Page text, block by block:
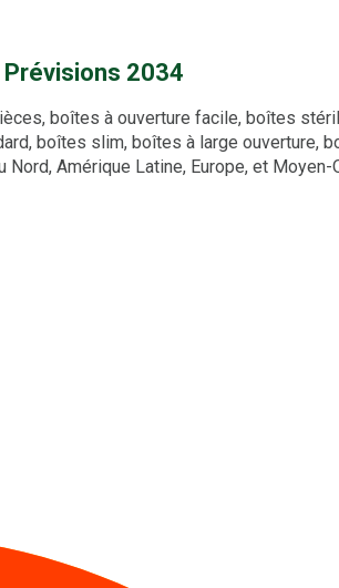
2034
boîtes à ouverture facile, boîtes
boîtes slim, boîtes à large ouverture,
Amérique Latine, Europe, et